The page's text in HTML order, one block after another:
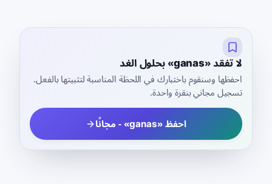
لا تفقد «ganas» بحلول الغد
احفظها وسنقوم باختبارك في اللحظة المناسبة لتثبيتها بالفعل.
تسجيل مجاني بنقرة واحدة.
احفظ «ganas» - مجانًا